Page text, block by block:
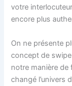
votre
encore plus
On ne présente
concept de
notre manière de
changé l’univers